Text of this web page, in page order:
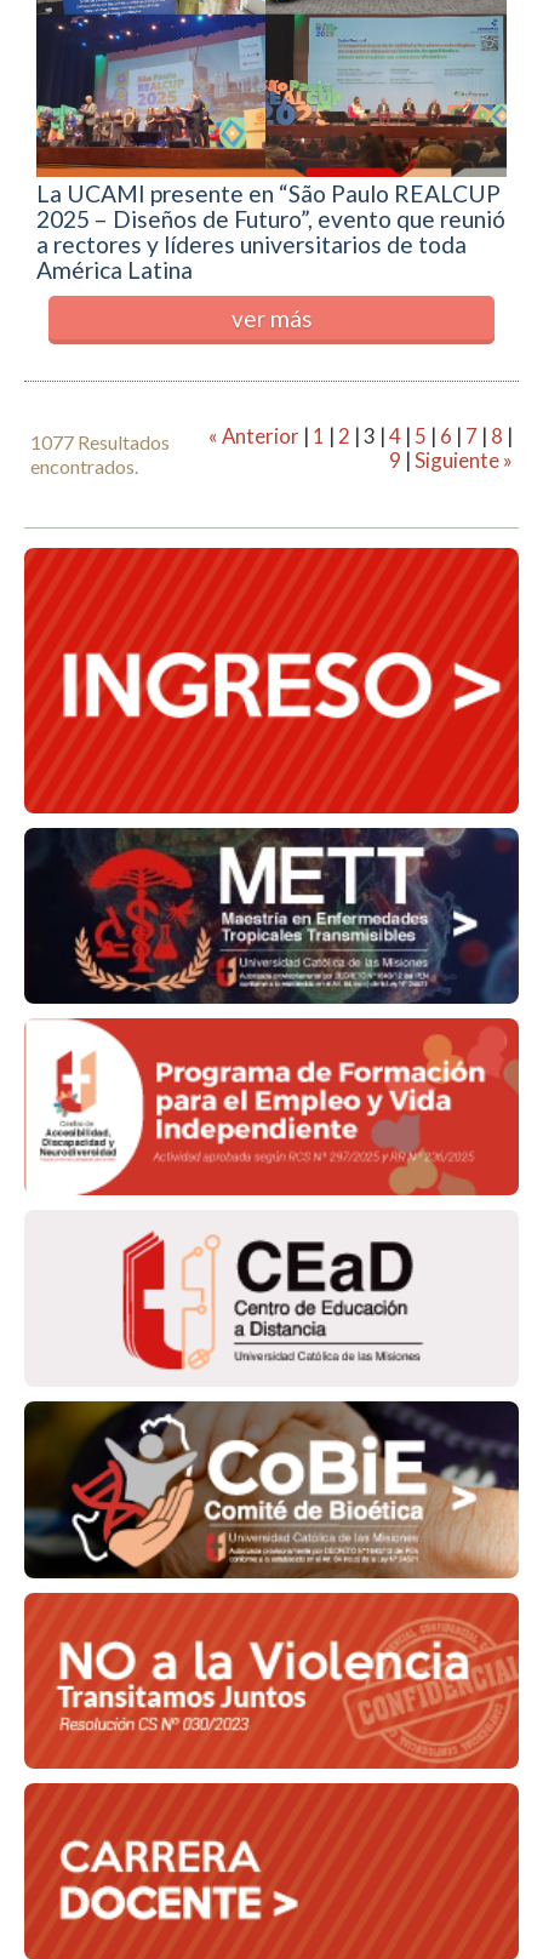
La UCAMI presente en “São Paulo REALCUP
2025 – Diseños de Futuro”, evento que reunió
a rectores y líderes universitarios de toda
América Latina
ver más
1077 Resultados
encontrados.
« Anterior | 1 | 2 |3 |4 | 5 | 6 | 7 | 8 |
9 |Siguiente »